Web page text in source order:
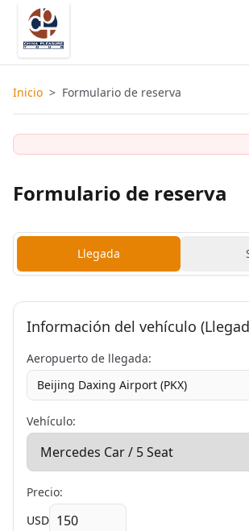
Inicio > Formulario de reserva
Formulario de reserva
Llegada
Información del vehículo
Aeropuerto de llegada:
Beijing Daxing Airport (PKX)
Vehículo:
Precio:
USD